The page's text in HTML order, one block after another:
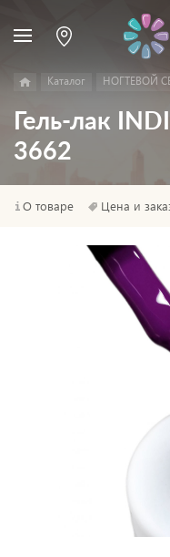
Каталог НОГТЕВОЙ
Гель-лак
3662
О товаре Цена и